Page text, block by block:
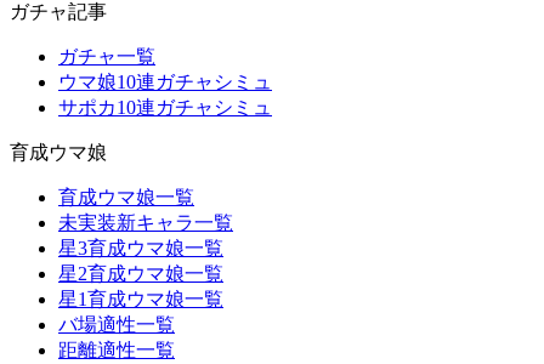
ガチャ記事
ガチャ一覧
ウマ娘10連ガチャシミュ
サポカ10連ガチャシミュ
育成ウマ娘
育成ウマ娘一覧
未実装新キャラ一覧
星3育成ウマ娘一覧
星2育成ウマ娘一覧
星1育成ウマ娘一覧
バ場適性一覧
距離適性一覧